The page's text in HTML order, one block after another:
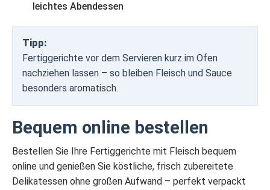
leichtes Abendessen
Tipp:
Fertiggerichte vor dem Servieren kurz im Ofen
nachziehen lassen – so bleiben Fleisch und Sauce
besonders aromatisch.
Bequem online bestellen
Bestellen Sie Ihre Fertiggerichte mit Fleisch bequem
online und genießen Sie köstliche, frisch zubereitete
Delikatessen ohne großen Aufwand – perfekt verpackt